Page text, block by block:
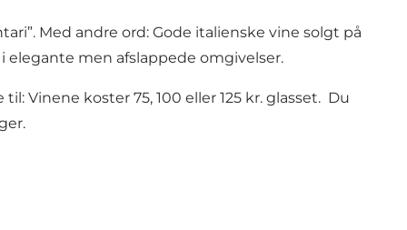
Med andre ord: Gode italienske vine solgt på
elegante men afslappede omgivelser.
Vinene koster 75, 100 eller 125 kr. glasset. Du